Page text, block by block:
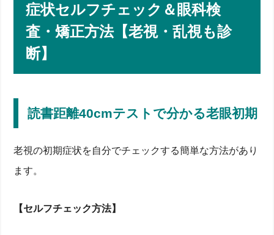
症状セルフチェック＆眼科検
査・矯正方法【老視・乱視も診
断】
読書距離40cmテストで分かる老眼初期
老視の初期症状を自分でチェックする簡単な方法があり
ます。
【セルフチェック方法】
休憩ストレッチとまばたきで眼精疲労を予防
Q&Aコラム：よくある疑問をまとめて解説
Q. 老眼鏡を早くかけると老視が進むって本当？
Q. 遠近両用眼鏡が合わないときの調整・交換方法
Q. 乱視もある場合のレンズ選びと費用の目安？